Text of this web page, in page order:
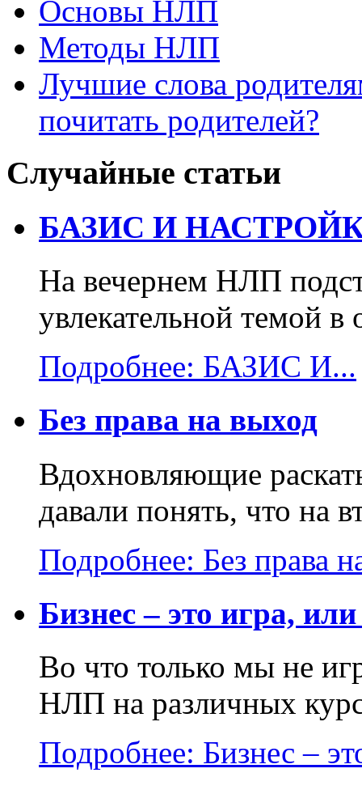
Основы НЛП
Методы НЛП
Лучшие слова
почитать родителей?
Случайные статьи
БАЗИС И
На вечернем НЛП
увлекательной темой
Подробнее: БАЗИС И...
Без права на выход
Вдохновляющие
давали понять, что на
Подробнее: Без права
Бизнес – это игра,
Во что только мы не
НЛП на различных
Подробнее: Бизнес –